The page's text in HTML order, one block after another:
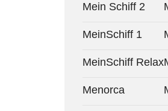
Mein Schiff 2
MeinSchiff 1
MeinSchiff Relax
Menorca